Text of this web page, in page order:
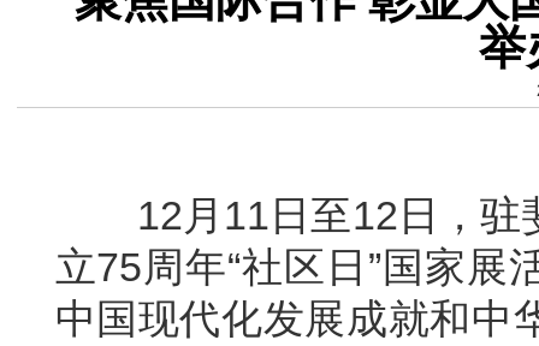
举
12月11日至12日，驻
立75周年“社区日”国家
中国现代化发展成就和中